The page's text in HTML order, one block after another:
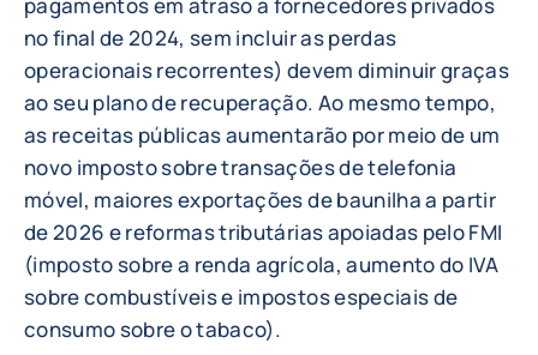
no final de 2024, sem incluir as perdas
operacionais recorrentes) devem diminuir graças
ao seu plano de recuperação. Ao mesmo tempo,
as receitas públicas aumentarão por meio de um
novo imposto sobre transações de telefonia
móvel, maiores exportações de baunilha a partir
de 2026 e reformas tributárias apoiadas pelo FMI
(imposto sobre a renda agrícola, aumento do IVA
sobre combustíveis e impostos especiais de
consumo sobre o tabaco).